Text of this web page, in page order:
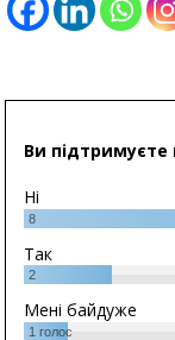
Ви підтримуєте
Ні
8
Так
2
Мені байдуже
1 голос